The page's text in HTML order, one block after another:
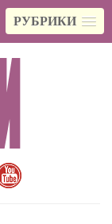
РУБРИКИ